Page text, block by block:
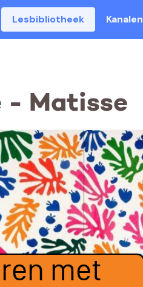
Lesbibliotheek Kanalen
- Matisse
met